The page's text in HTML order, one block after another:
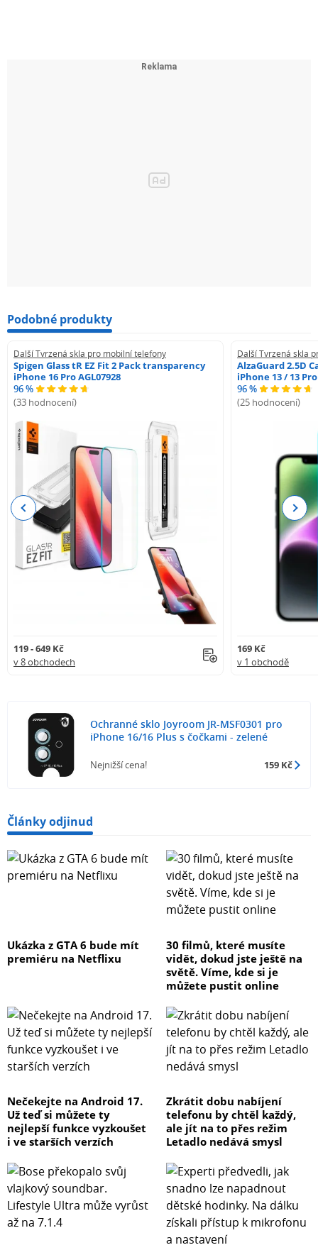
Podobné produkty
Další Tvrzená skla pro mobilní telefony
Spigen Glass tR EZ Fit 2 Pack transparency
iPhone 16 Pro AGL07928
96 %
(33 hodnocení)
119 - 649 Kč
v 8 obchodech
Další Tvrzená skla
AlzaGuard 2.5D
iPhone 13 / 13 Pro
96 %
(25 hodnocení)
169 Kč
v 1 obchodě
Previous Next
Ochranné sklo Joyroom JR-MSF0301 pro
iPhone 16/16 Plus s čočkami - zelené
Nejnižší cena! 159 Kč
Články odjinud
Ukázka z GTA 6 bude mít
premiéru na Netflixu
30 filmů, které musíte
vidět, dokud jste ještě na
světě. Víme, kde si je
můžete pustit online
Nečekejte na Android 17.
Už teď si můžete ty
nejlepší funkce vyzkoušet
i ve starších verzích
Zkrátit dobu nabíjení
telefonu by chtěl každý,
ale jít na to přes režim
Letadlo nedává smysl